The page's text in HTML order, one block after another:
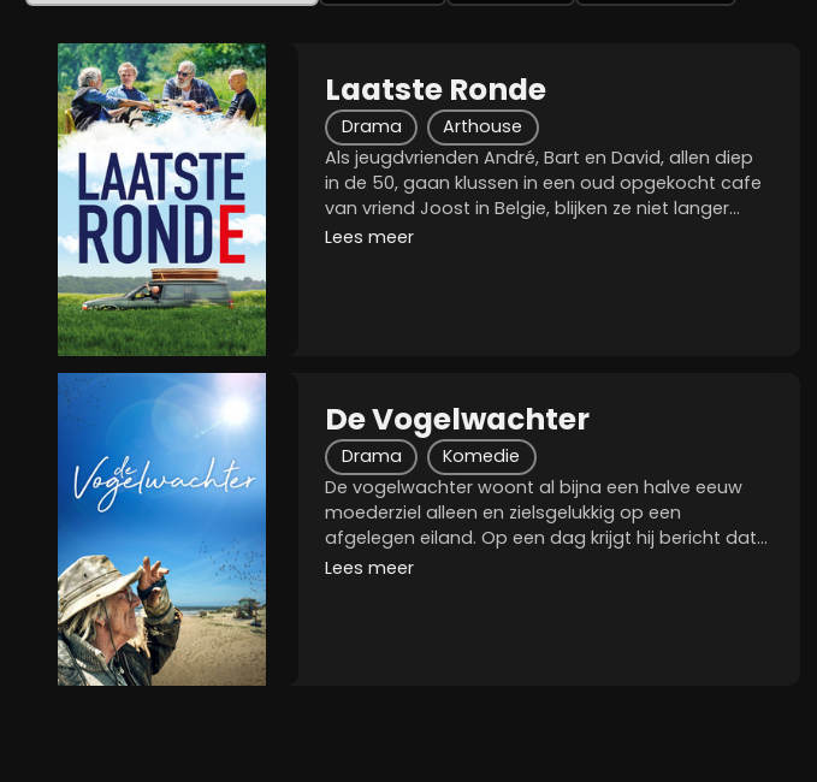
Laatste Ronde
Drama
Arthouse
Als jeugdvrienden André, Bart en David, allen diep
in de 50, gaan klussen in een oud opgekocht cafe
van vriend Joost in Belgie, blijken ze niet langer
onsterfelijk. Ze wisselen nog steeds moeiteloos
Lees meer
De Vogelwachter
Drama
Komedie
De vogelwachter woont al bijna een halve eeuw
moederziel alleen en zielsgelukkig op een
afgelegen eiland. Op een dag krijgt hij bericht dat
zijn post wordt opgeheven. Aan zijn gelukkige
Lees meer